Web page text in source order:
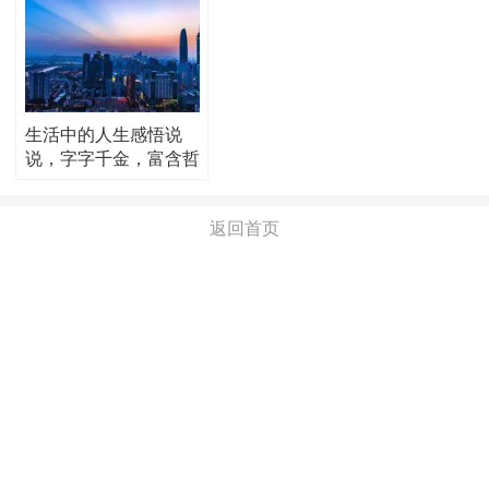
生活中的人生感悟说
说，字字千金，富含哲
返回首页